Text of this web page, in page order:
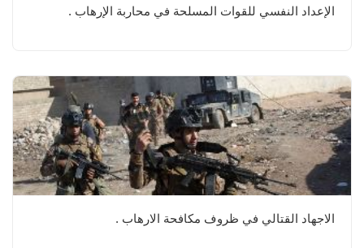
الإعداد النفسي للقوات المسلحة في محاربة الإرهاب .
الاجهاد القتالي في ظروف مكافحة الارهاب .